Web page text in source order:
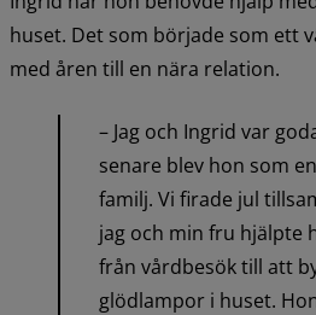
huset. Det som började som ett
med åren till en nära relation.
– Jag och Ingrid var
senare blev hon som
familj. Vi firade jul
jag och min fru hjälpte
från vårdbesök till att
glödlampor i huset.